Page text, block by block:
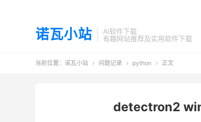
诺瓦小站
AI软件下载
有趣网站推荐及实用软件下载
当前位置： 诺瓦小站  问题记录  python  正文
detectron2